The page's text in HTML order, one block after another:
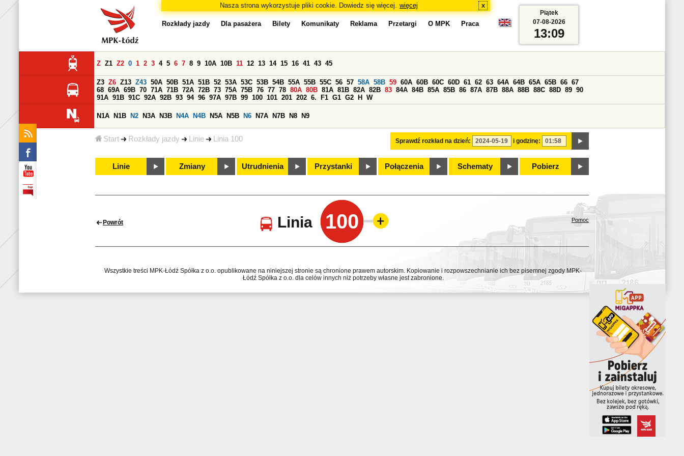
Nasza strona wykorzystuje pliki cookie. Dowiedz się więcej. więcej x
Start Rozkłady jazdy Linie Linia 100
Rozkłady jazdy Dla pasażera Bilety Komunikaty Reklama Przetargi O MPK Praca
Sprawdź rozkład na dzień: i godzinę:
Z Z1 Z2 0 1 2 3 4 5 6 7 8 9 10A 10B 11 12 13 14 15 16 41 43 45
Z3 Z6 Z13 Z43 50A 50B 51A 51B 52 53A 53C 53B 54B 55A 55B 55C 56 57 58A 58B 59 60A 60B 60C 60D 61 62 63 64A 64B 65A 65B 66 67
68 69A 69B 70 71A 71B 72A 72B 73 75A 75B 76 77 78 80A 80B 81A 81B 82A 82B 83 84A 84B 85A 85B 86 87A 87B 88A 88B 88C 88D 89 90
91A 91B 91C 92A 92B 93 94 96 97A 97B 99 100 101 201 202 6. F1 G1 G2 H W
N1A N1B N2 N3A N3B N4A N4B N5A N5B N6 N7A N7B N8 N9
Linie Zmiany Utrudnienia Przystanki Połączenia Schematy Pobierz
Piątek
07-08-2026
13:09
Powrót Linia 100 Pomoc
Wszystkie treści MPK-Łódź Spółka z o.o. opublikowane na niniejszej stronie są chronione prawem autorskim. Kopiowanie i rozpowszechnianie ich bez pisemnej zgody MPK-
Łódź Spółka z o.o. dla celów innych niż potrzeby własne jest zabronione.